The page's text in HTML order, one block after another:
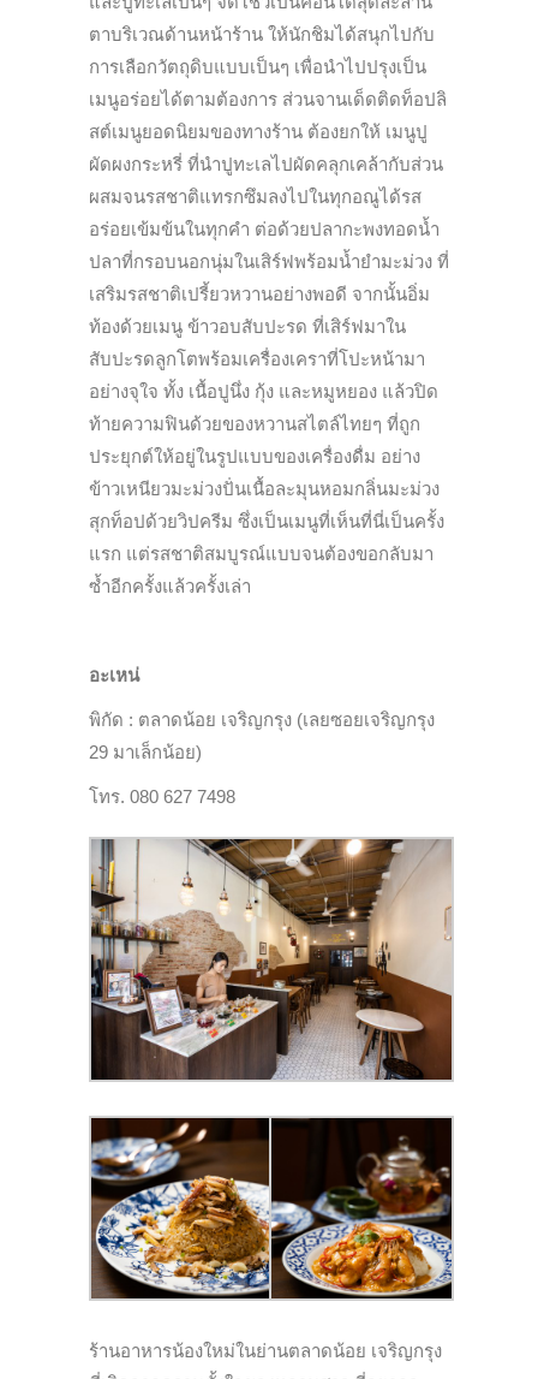
ตาบริเวณด้านหน้าร้าน ให้นักชิมได้สนุกไปกับ
การเลือกวัตถุดิบแบบเป็นๆ เพื่อนำไปปรุงเป็น
เมนูอร่อยได้ตามต้องการ ส่วนจานเด็ดติดท็อปลิ
สต์เมนูยอดนิยมของทางร้าน ต้องยกให้ เมนูปู
ผัดผงกระหรี่ ที่นำปูทะเลไปผัดคลุกเคล้ากับส่วน
ผสมจนรสชาติแทรกซึมลงไปในทุกอณูได้รส
อร่อยเข้มข้นในทุกคำ ต่อด้วยปลากะพงทอดน้ำ
ปลาที่กรอบนอกนุ่มในเสิร์ฟพร้อมน้ำยำมะม่วง ที่
เสริมรสชาติเปรี้ยวหวานอย่างพอดี จากนั้นอิ่ม
ท้องด้วยเมนู ข้าวอบสับปะรด ที่เสิร์ฟมาใน
สับปะรดลูกโตพร้อมเครื่องเคราที่โปะหน้ามา
อย่างจุใจ ทั้ง เนื้อปูนึ่ง กุ้ง และหมูหยอง แล้วปิด
ท้ายความฟินด้วยของหวานสไตล์ไทยๆ ที่ถูก
ประยุกต์ให้อยู่ในรูปแบบของเครื่องดื่ม อย่าง
ข้าวเหนียวมะม่วงปั่นเนื้อละมุนหอมกลิ่นมะม่วง
สุกท็อปด้วยวิปครีม ซึ่งเป็นเมนูที่เห็นที่นี่เป็นครั้ง
แรก แต่รสชาติสมบูรณ์แบบจนต้องขอกลับมา
ซ้ำอีกครั้งแล้วครั้งเล่า
อะเหน่
พิกัด : ตลาดน้อย เจริญกรุง (เลยซอยเจริญกรุง
29 มาเล็กน้อย)
โทร. 080 627 7498
ร้านอาหารน้องใหม่ในย่านตลาดน้อย เจริญกรุง